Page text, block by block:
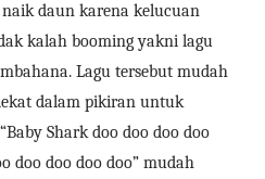
daun karena kelucuan
kalah booming yakni lagu
Lagu tersebut mudah
dalam pikiran untuk
Shark doo doo doo doo
doo doo doo doo” mudah